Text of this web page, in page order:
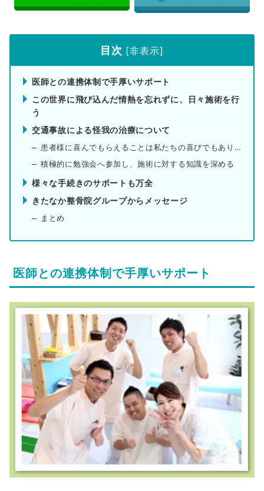
目次 [非表示]
医師との連携体制で手厚いサポート
この世界に飛び込んだ情熱を忘れずに、日々施術を行
う
交通事故による怪我の治療について
患者様に喜んでもらえることは私たちの喜びでもあり、やりがいでもある
積極的に勉強会へ参加し、施術に対する知識を深める
様々な手続きのサポートも万全
きたなか整骨院グループからメッセージ
まとめ
医師との連携体制で手厚いサポート